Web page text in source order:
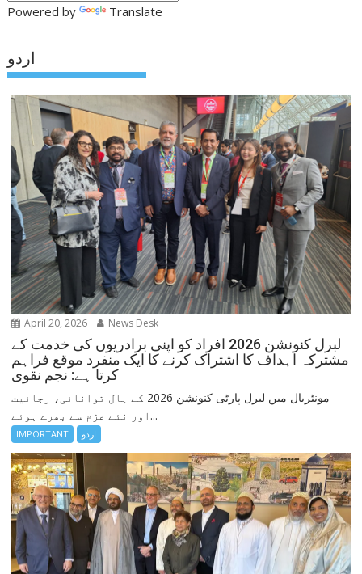
Powered by Translate
اردو
April 20, 2026 News Desk
لبرل کنونشن 2026 افراد کو اپنی برادریوں کی خدمت کے
مشترکہ اہداف کا اشتراک کرنے کا ایک منفرد موقع فراہم
کرتا ہے: نجم نقوی
مونٹریال میں لبرل پارٹی کنونشن 2026 کے ہال توانائی، رجائیت
اور نئے عزم سے بھرے ہوئے...
IMPORTANT اردو